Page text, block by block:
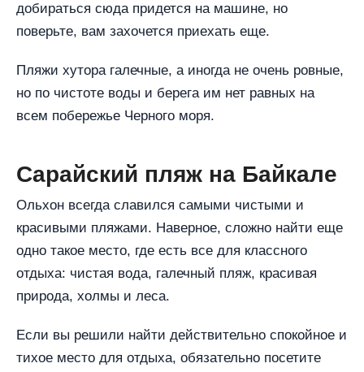
добираться сюда придется на машине, но
поверьте, вам захочется приехать еще.
Пляжи хутора галечные, а иногда не очень ровные,
но по чистоте воды и берега им нет равных на
всем побережье Черного моря.
Сарайский пляж на Байкале
Ольхон всегда славился самыми чистыми и
красивыми пляжами. Наверное, сложно найти еще
одно такое место, где есть все для классного
отдыха: чистая вода, галечный пляж, красивая
природа, холмы и леса.
Если вы решили найти действительно спокойное и
тихое место для отдыха, обязательно посетите